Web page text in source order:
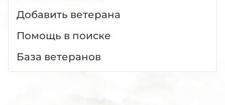
Добавить ветерана
Помощь в поиске
База ветеранов